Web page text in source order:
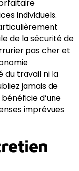
individuels.
de la sécurité de
pas cher et
du travail ni la
jamais de
d’une
imprévues